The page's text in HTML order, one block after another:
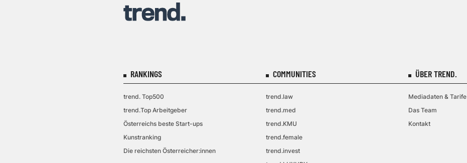
RANKINGS
trend. Top500
trend.Top Arbeitgeber
Österreichs beste Start-ups
Kunstranking
Die reichsten Österreicher:innen
COMMUNITIES
trend.law
trend.med
trend.KMU
trend.female
trend.invest
ÜBER TREND.
Mediadaten & Tarife
Das Team
Kontakt